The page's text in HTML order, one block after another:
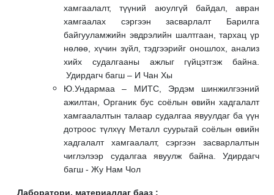
хамгаалалт, түүний аюулгүй байдал, авран
хамгаалах сэргээн засварлалт Барилга
байгууламжийн эвдрэлийн шалтгаан, тархац үр
нөлөө, хүчин зүйл, тэдгээрийг оношлох, анализ
хийх судалгааны ажлыг гүйцэтгэж байна.
Удирдагч багш – И Чан Хы
Ю.Ундармаа – МИТС, Эрдэм шинжилгээний
ажилтан, Органик бус соёлын өвийн хадгалалт
хамгаалалтын талаар судалгаа явуулдаг ба үүн
дотроос түлхүү Металл суурьтай соёлын өвийн
хадгалалт хамгаалалт, сэргээн засварлалтын
чиглэлээр судалгаа явуулж байна. Удирдагч
багш - Жу Нам Чол
Лаборатори, материаллаг бааз :